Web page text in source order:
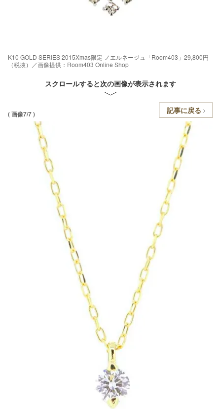
K10 GOLD SERIES 2015Xmas限定 ノエルネージュ「Room403」29,800円
（税抜）／画像提供：Room403 Online Shop
スクロールすると次の画像が表示されます
( 画像7/7 ) 記事に戻る